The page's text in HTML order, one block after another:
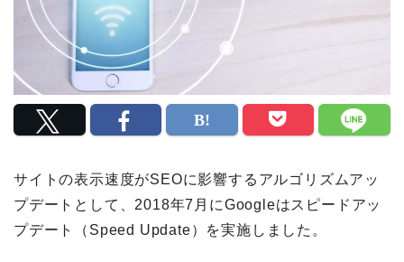
サイトの表示速度がSEOに影響するアルゴリズムアッ
プデートとして、2018年7月にGoogleはスピードアッ
プデート（Speed Update）を実施しました。